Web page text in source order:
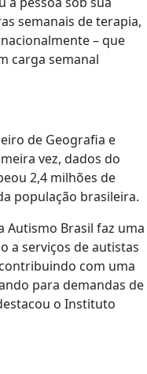
semanais de terapia,
– que
carga semanal
de Geografia e
vez, dados do
2,4 milhões de
população brasileira.
Autismo Brasil faz uma
a serviços de autistas
com uma
para demandas de
o Instituto